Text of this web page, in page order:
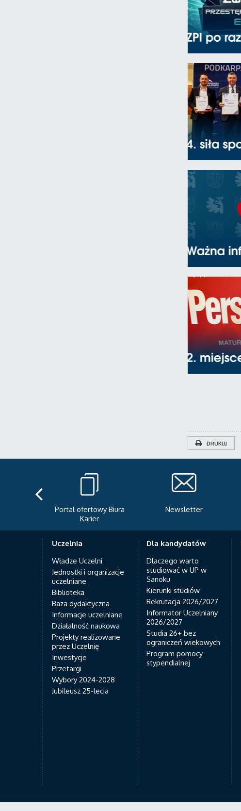
DRUKUJ
Portal ofertowy Biura
Karier
Newsletter
Uczelnia
Władze Uczelni
Jednostki i organizacje
uczelniane
Biblioteka
Baza dydaktyczna
Informacje uczelniane
Działalność naukowa
Projekty realizowane
przez Uczelnię
Inwestycje
Przetargi
Wybory 2024-2028
Jubileusz 25-lecia
Dla kandydatów
Dlaczego warto
studiować w UP w
Sanoku
Kierunki studiów
Rekrutacja 2026/2027
Informator Uczelniany
2026/2027
Studia 26+ bez
ograniczeń wiekowych
Program pomocy
stypendialnej